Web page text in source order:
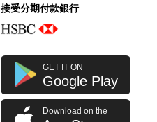
J Collection JCOLLECTION
天然鑽飾 RING W/DIAMOND 70
RDDI 0.63 CT18KW 4.45 GM
(CZ)
7,114.00
接受分期付款銀行
GET IT ON
Google Play
Download on the